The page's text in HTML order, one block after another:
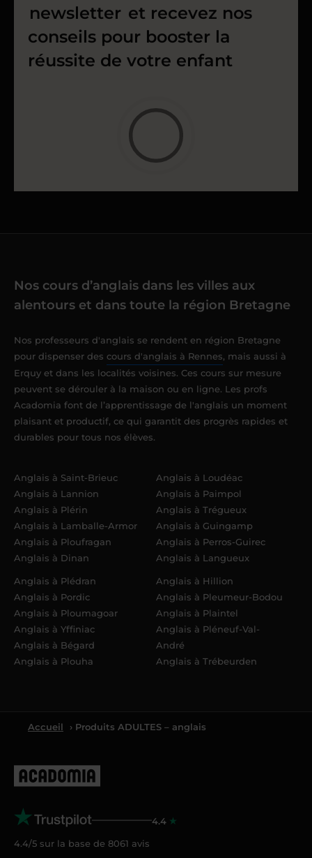
newsletter et recevez nos
conseils pour booster la
réussite de votre enfant
Nos cours d’anglais dans les villes aux
alentours et dans toute la région Bretagne
Nos professeurs d'anglais se rendent en région Bretagne
pour dispenser des cours d'anglais à Rennes, mais aussi à
Erquy et dans les localités voisines. Ces cours sur mesure
peuvent se dérouler à la maison ou en ligne. Les profs
Acadomia font de l’apprentissage de l'anglais un moment
plaisant et productif, ce qui garantit des progrès rapides et
durables pour tous nos élèves.
Anglais à Saint-Brieuc
Anglais à Lannion
Anglais à Plérin
Anglais à Lamballe-Armor
Anglais à Ploufragan
Anglais à Dinan
Anglais à Loudéac
Anglais à Paimpol
Anglais à Trégueux
Anglais à Guingamp
Anglais à Perros-Guirec
Anglais à Langueux
Anglais à Plédran
Anglais à Pordic
Anglais à Ploumagoar
Anglais à Yffiniac
Anglais à Bégard
Anglais à Plouha
Anglais à Hillion
Anglais à Pleumeur-Bodou
Anglais à Plaintel
Anglais à Pléneuf-Val-
André
Anglais à Trébeurden
Accueil › Produits ADULTES – anglais
4.4
4.4/5 sur la base de 8061 avis